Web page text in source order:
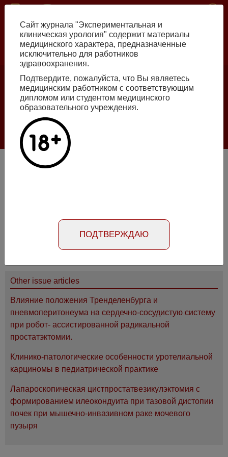
Skip
content
Number №2, 2026
Галлюцинации больших языковых моделей
в клинической урологии
Коррекция симптомов нарушенного мочеиспускания у
Number №4, 2020
Other issue articles
Влияние положения Тренделенбурга и
пневмоперитонеума на сердечно-сосудистую систему
при робот- ассистированной радикальной
простатэктомии.
Клинико-патологические особенности уротелиальной
карциномы в педиатрической практике
Лапароскопическая цистпростатвезикулэктомия с
формированием илеокондуита при тазовой дистопии
почек при мышечно-инвазивном раке мочевого
пузыря
Сайт журнала "Экспериментальная и
клиническая урология" содержит материалы
медицинского характера, предназначенные
исключительно для работников
здравоохранения.
Подтвердите, пожалуйста, что Вы являетесь
медицинским работником с соответствующим
дипломом или студентом медицинского
образовательного учреждения.
ПОДТВЕРЖДАЮ